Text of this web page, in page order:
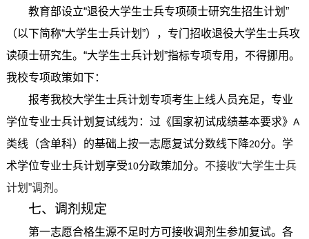
教育部设立“退役大学生士兵专项硕士研究生招生计划”
（以下简称“大学生士兵计划”），专门招收退役大学生士兵攻
读硕士研究生。“大学生士兵计划”指标专项专用，不得挪用。
我校专项政策如下：
报考我校大学生士兵计划专项考生上线人员充足，专业
学位专业士兵计划复试线为：过《国家初试成绩基本要求》 A
类线（含单科）的基础上按一志愿复试分数线下降20分。学
术学位专业士兵计划享受10分政策加分。 不接收“大学生士兵
计划”调剂。
七、调剂规定
第一志愿合格生源不足时方可接收调剂生参加复试。各